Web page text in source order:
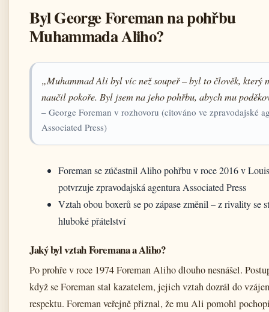
Byl George Foreman na pohřbu
Muhammada Aliho?
„Muhammad Ali byl víc než soupeř – byl to člověk, který
naučil pokoře. Byl jsem na jeho pohřbu, abych mu
– George Foreman v rozhovoru (citováno ve zpravodajské
Associated Press)
Foreman se zúčastnil Aliho pohřbu v roce 2016 v
potvrzuje zpravodajská agentura Associated Press
Vztah obou boxerů se po zápase změnil – z rivality se
hluboké přátelství
Jaký byl vztah Foremana a Aliho?
Po prohře v roce 1974 Foreman Aliho dlouho nesnášel.
když se Foreman stal kazatelem, jejich vztah dozrál do
respektu. Foreman veřejně přiznal, že mu Ali pomohl